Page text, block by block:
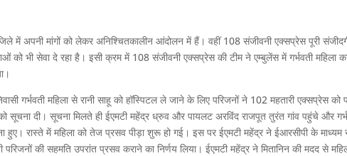
में अपनी मांगों को लेकर अनिश्चितकालीन आंदोलन में हैं। वहीं 108 संजीवनी एक्सप्रेस पूरी
को भी सेवा दे रहा है। इसी क्रम में 108 संजीवनी एक्सप्रेस की टीम ने एम्बुलेंस में गर्भवती महिला
गर्भवती महिला से रानी साहू को हॉस्पिटल ले जाने के लिए परिजनों ने 102 महतारी एक्सप्रेस को
सूचना दी। सूचना मिलते ही ईएमटी महेंद्र ध्रुव और पायलट अरविंद राजपूत तुरंत गांव पहुंचे और
हुए। रास्ते में महिला को तेज प्रसव पीड़ा शुरू हो गई। इस पर ईएमटी महेंद्र ने ईआरसीपी के माध्यम
की सहमति उपरांत प्रसव कराने का निर्णय लिया। ईएमटी महेंद्र ने मितानिन की मदद से